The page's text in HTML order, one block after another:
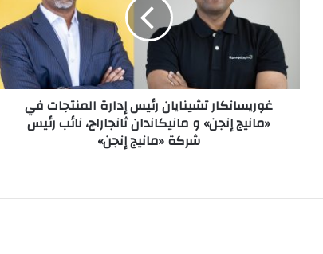
«مانيج
إنجن»
و
مانيكاندان
ثانجاراج،
شركة
غوريسانكار تشينايان رئيس إدارة المنتجات في
«مانيج إنجن» و مانيكاندان ثانجاراج، نائب رئيس
شركة «مانيج إنجن»